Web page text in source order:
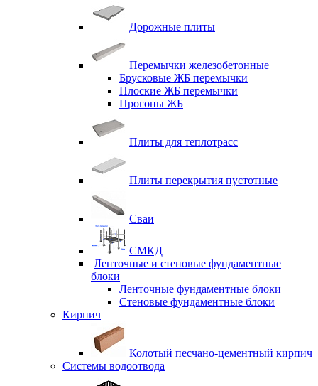
Дорожные плиты
Перемычки железобетонные
Брусковые ЖБ перемычки
Плоские ЖБ перемычки
Прогоны ЖБ
Плиты для теплотрасс
Плиты перекрытия пустотные
Сваи
СМКД
Ленточные и стеновые фундаментные
блоки
Ленточные фундаментные блоки
Стеновые фундаментные блоки
Кирпич
Колотый песчано-цементный кирпич
Системы водоотвода